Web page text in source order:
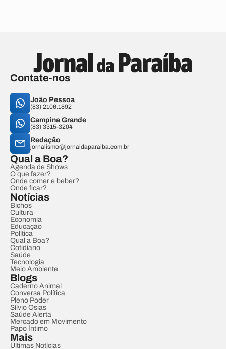
Contate-nos
João Pessoa
(83) 2106.1892
Campina Grande
(83) 3315-3204
Redação
jornalismo@jornaldaparaiba.com.br
Qual a Boa?
Agenda de Shows
O que fazer?
Onde comer e beber?
Onde ficar?
Notícias
Bichos
Cultura
Economia
Educação
Política
Qual a Boa?
Cotidiano
Saúde
Tecnologia
Meio Ambiente
Blogs
Caderno Animal
Conversa Política
Pleno Poder
Sílvio Osias
Saúde Alerta
Mercado em Movimento
Papo Íntimo
Mais
Últimas Notícias